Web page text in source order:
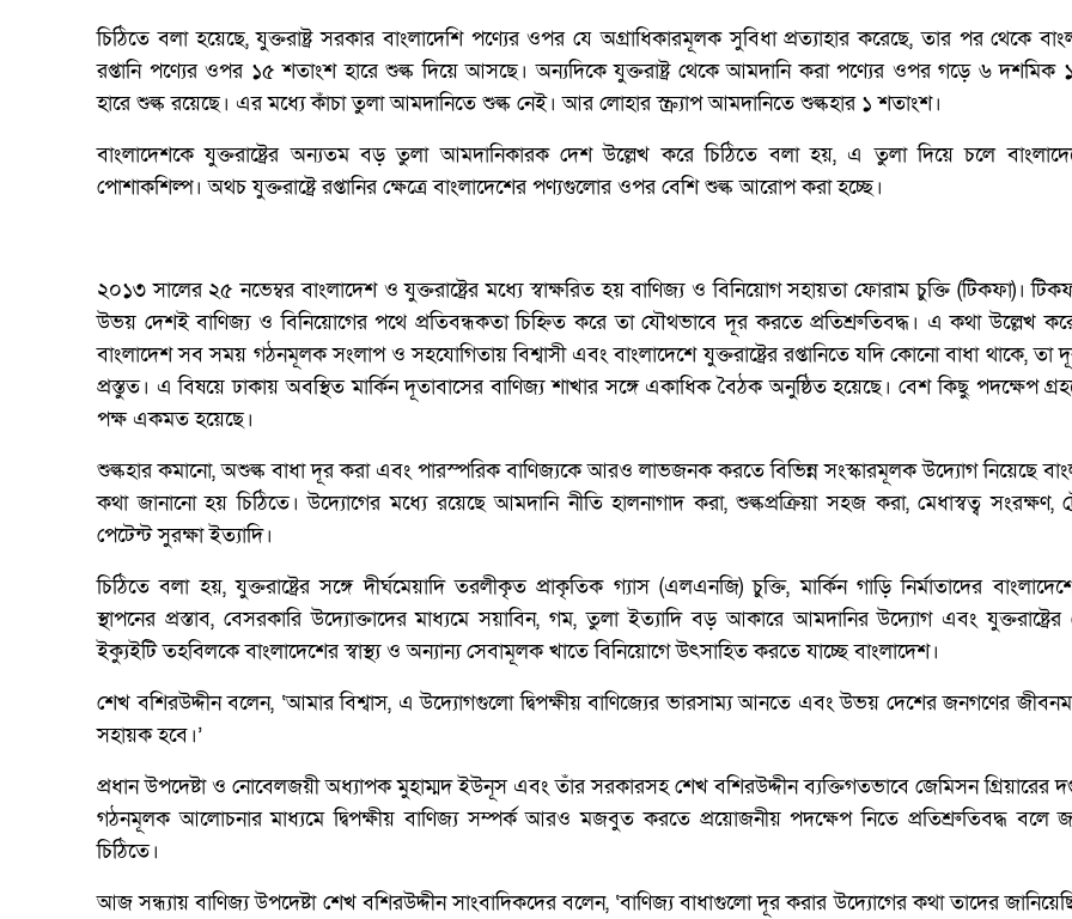
চিঠিতে বলা হয়েছে, যুক্তরাষ্ট্র সরকার বাংলাদেশি পণ্যের ওপর যে অগ্রাধিকারমূলক সুবিধা প্রত্যাহার করেছে, তার পর থেকে
রপ্তানি পণ্যের ওপর ১৫ শতাংশ হারে শুল্ক দিয়ে আসছে। অন্যদিকে যুক্তরাষ্ট্র থেকে আমদানি করা পণ্যের ওপর গড়ে ৬ দশমিক
হারে শুল্ক রয়েছে। এর মধ্যে কাঁচা তুলা আমদানিতে শুল্ক নেই। আর লোহার স্ক্র্যাপ আমদানিতে শুল্কহার ১ শতাংশ।
বাংলাদেশকে যুক্তরাষ্ট্রের অন্যতম বড় তুলা আমদানিকারক দেশ উল্লেখ করে চিঠিতে বলা হয়, এ তুলা দিয়ে চলে
পোশাকশিল্প। অথচ যুক্তরাষ্ট্রে রপ্তানির ক্ষেত্রে বাংলাদেশের পণ্যগুলোর ওপর বেশি শুল্ক আরোপ করা হচ্ছে।
২০১৩ সালের ২৫ নভেম্বর বাংলাদেশ ও যুক্তরাষ্ট্রের মধ্যে স্বাক্ষরিত হয় বাণিজ্য ও বিনিয়োগ সহায়তা ফোরাম চুক্তি (টিকফা)।
উভয় দেশই বাণিজ্য ও বিনিয়োগের পথে প্রতিবন্ধকতা চিহ্নিত করে তা যৌথভাবে দূর করতে প্রতিশ্রুতিবদ্ধ। এ কথা উল্লেখ
বাংলাদেশ সব সময় গঠনমূলক সংলাপ ও সহযোগিতায় বিশ্বাসী এবং বাংলাদেশে যুক্তরাষ্ট্রের রপ্তানিতে যদি কোনো বাধা থাকে,
প্রস্তুত। এ বিষয়ে ঢাকায় অবস্থিত মার্কিন দূতাবাসের বাণিজ্য শাখার সঙ্গে একাধিক বৈঠক অনুষ্ঠিত হয়েছে। বেশ কিছু পদক্ষেপ
পক্ষ একমত হয়েছে।
শুল্কহার কমানো, অশুল্ক বাধা দূর করা এবং পারস্পরিক বাণিজ্যকে আরও লাভজনক করতে বিভিন্ন সংস্কারমূলক উদ্যোগ নিয়েছে
কথা জানানো হয় চিঠিতে। উদ্যোগের মধ্যে রয়েছে আমদানি নীতি হালনাগাদ করা, শুল্কপ্রক্রিয়া সহজ করা, মেধাস্বত্ব সংরক্ষণ,
পেটেন্ট সুরক্ষা ইত্যাদি।
চিঠিতে বলা হয়, যুক্তরাষ্ট্রের সঙ্গে দীর্ঘমেয়াদি তরলীকৃত প্রাকৃতিক গ্যাস (এলএনজি) চুক্তি, মার্কিন গাড়ি নির্মাতাদের
স্থাপনের প্রস্তাব, বেসরকারি উদ্যোক্তাদের মাধ্যমে সয়াবিন, গম, তুলা ইত্যাদি বড় আকারে আমদানির উদ্যোগ এবং যুক্তরাষ্ট্রের
ইক্যুইটি তহবিলকে বাংলাদেশের স্বাস্থ্য ও অন্যান্য সেবামূলক খাতে বিনিয়োগে উৎসাহিত করতে যাচ্ছে বাংলাদেশ।
শেখ বশিরউদ্দীন বলেন, ‘আমার বিশ্বাস, এ উদ্যোগগুলো দ্বিপক্ষীয় বাণিজ্যের ভারসাম্য আনতে এবং উভয় দেশের জনগণের
সহায়ক হবে।’
প্রধান উপদেষ্টা ও নোবেলজয়ী অধ্যাপক মুহাম্মদ ইউনূস এবং তাঁর সরকারসহ শেখ বশিরউদ্দীন ব্যক্তিগতভাবে জেমিসন গ্রিয়ারের
গঠনমূলক আলোচনার মাধ্যমে দ্বিপক্ষীয় বাণিজ্য সম্পর্ক আরও মজবুত করতে প্রয়োজনীয় পদক্ষেপ নিতে প্রতিশ্রুতিবদ্ধ বলে
চিঠিতে।
আজ সন্ধ্যায় বাণিজ্য উপদেষ্টা শেখ বশিরউদ্দীন সাংবাদিকদের বলেন, ‘বাণিজ্য বাধাগুলো দূর করার উদ্যোগের কথা তাদের